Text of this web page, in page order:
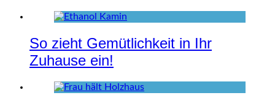
So zieht Gemütlichkeit in Ihr
Zuhause ein!